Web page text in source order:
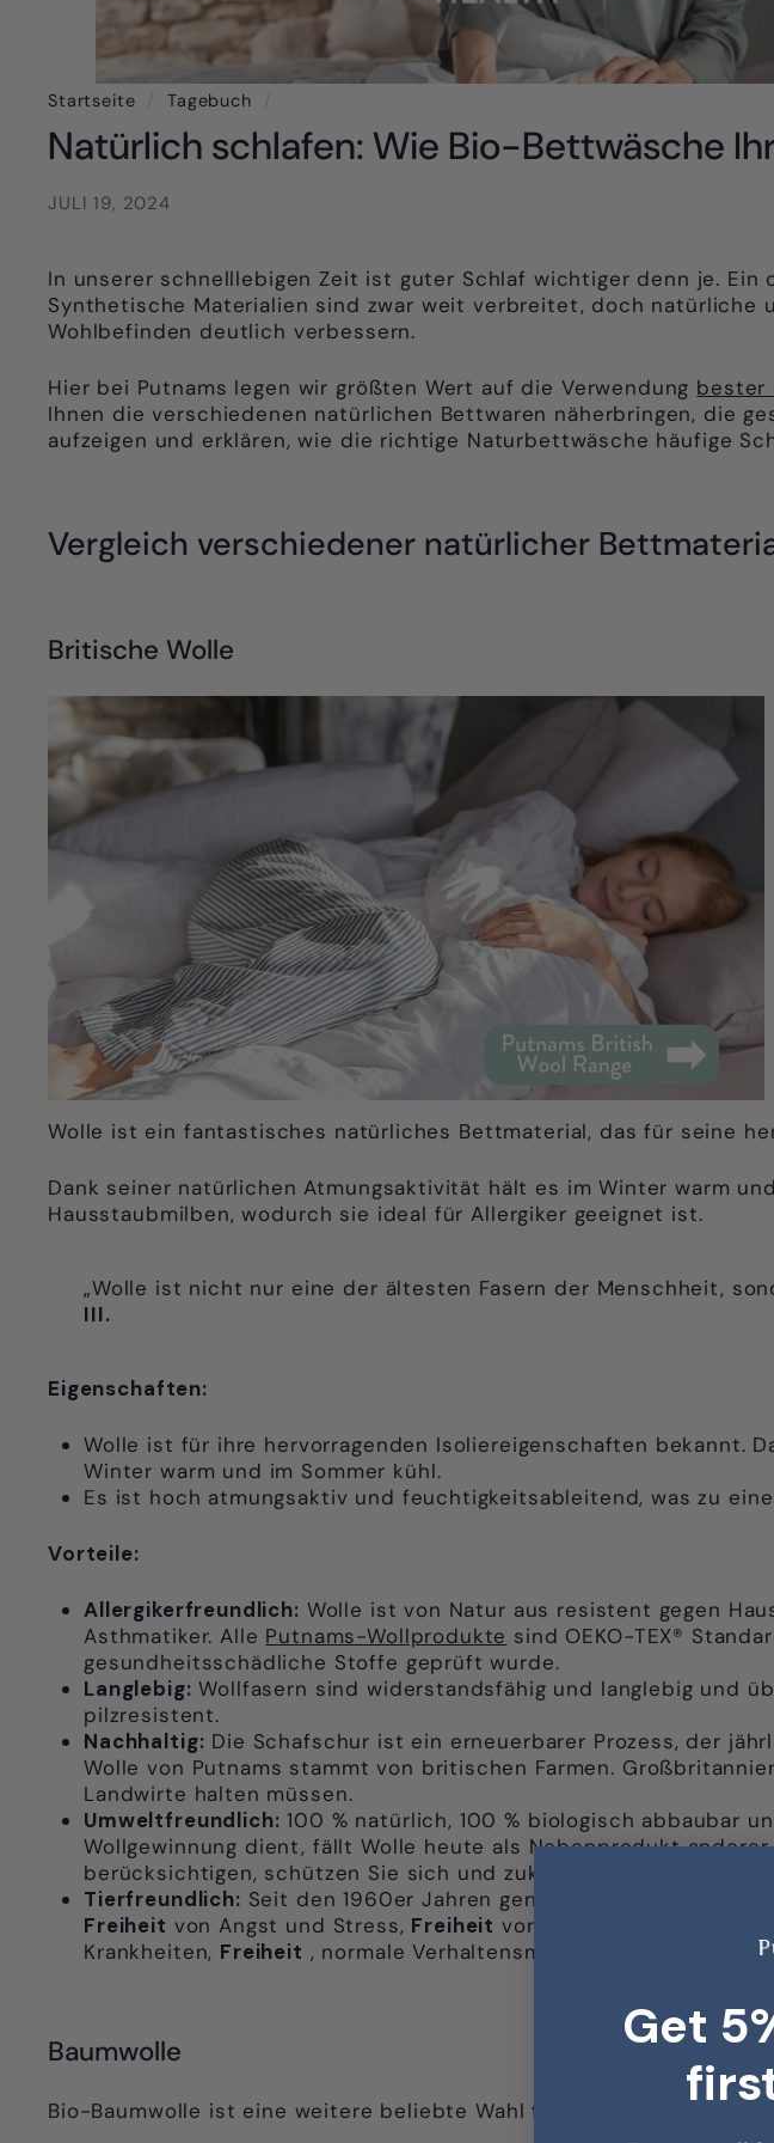
Startseite Tagebuch
Natürlich schlafen: Wie Bio-Bettwäsche
JULI 19, 2024
In unserer schnelllebigen Zeit ist guter Schlaf wichtiger denn je.
Synthetische Materialien sind zwar weit verbreitet, doch natürliche
Wohlbefinden deutlich verbessern.
Hier bei Putnams legen wir größten Wert auf die Verwendung bester
Ihnen die verschiedenen natürlichen Bettwaren näherbringen, die
aufzeigen und erklären, wie die richtige Naturbettwäsche häufige
Vergleich verschiedener natürlicher
Britische Wolle
Wolle ist ein fantastisches natürliches Bettmaterial, das für seine
Dank seiner natürlichen Atmungsaktivität hält es im Winter warm
Hausstaubmilben, wodurch sie ideal für Allergiker geeignet ist.
„Wolle ist nicht nur eine der ältesten Fasern der Menschheit,
III.
Eigenschaften:
Wolle ist für ihre hervorragenden Isoliereigenschaften bekannt.
Winter warm und im Sommer kühl.
Es ist hoch atmungsaktiv und feuchtigkeitsableitend, was zu
Vorteile:
Allergikerfreundlich: Wolle ist von Natur aus resistent gegen
Asthmatiker. Alle Putnams-Wollprodukte sind OEKO-TEX®
gesundheitsschädliche Stoffe geprüft wurde.
Langlebig: Wollfasern sind widerstandsfähig und langlebig und
pilzresistent.
Nachhaltig: Die Schafschur ist ein erneuerbarer Prozess, der
Wolle von Putnams stammt von britischen Farmen.
Landwirte halten müssen.
Umweltfreundlich: 100 % natürlich, 100 % biologisch abbaubar
Wollgewinnung dient, fällt Wolle heute als Nebenprodukt
berücksichtigen, schützen Sie sich und zukünftige Generationen.
Tierfreundlich: Seit den 1960er Jahren genießen britische
Freiheit von Angst und Stress, Freiheit von körperlichem und
Krankheiten, Freiheit , normale Verhaltensmuster auszuleben.
Baumwolle
Bio-Baumwolle ist eine weitere beliebte Wahl für natürliche
Get